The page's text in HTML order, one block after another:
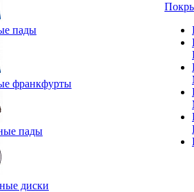
пады
франкфурты
пады
диски